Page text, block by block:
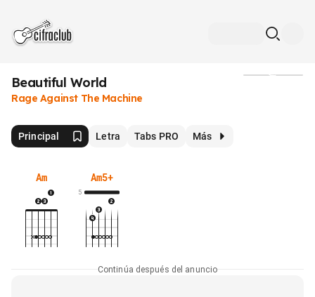
Beautiful World
Rage Against The Machine
Principal Letra Tabs PRO Más
Am Am5+
5
Continúa después del anuncio